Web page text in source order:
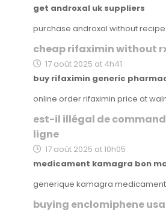
get androxal uk suppliers
purchase androxal without recipe
cheap rifaximin without
17 août 2025 at 4h41
buy rifaximin generic
online order rifaximin price at
est-il illégal de
ligne
17 août 2025 at 10h05
medicament kamagra bon
generique kamagra
buying enclomiphene